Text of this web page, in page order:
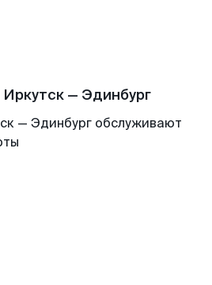
— Эдинбург
— Эдинбург обслуживают